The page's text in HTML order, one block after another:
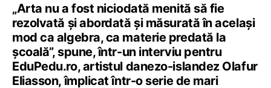
„Arta nu a fost niciodată menită să fie
rezolvată și abordată și măsurată în același
mod ca algebra, ca materie predată la
școală”, spune, într-un interviu pentru
EduPedu.ro, artistul danezo-islandez Olafur
Eliasson, împlicat într-o serie de mari